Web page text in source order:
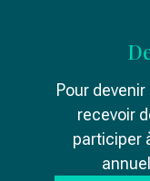
Pour
recevoir
participer